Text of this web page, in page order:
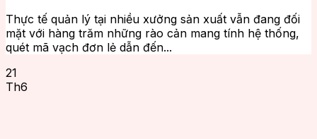
Thực tế quản lý tại nhiều xưởng sản xuất vẫn đang đối
mặt với hàng trăm những rào cản mang tính hệ thống,
quét mã vạch đơn lẻ dẫn đến...
21
Th6